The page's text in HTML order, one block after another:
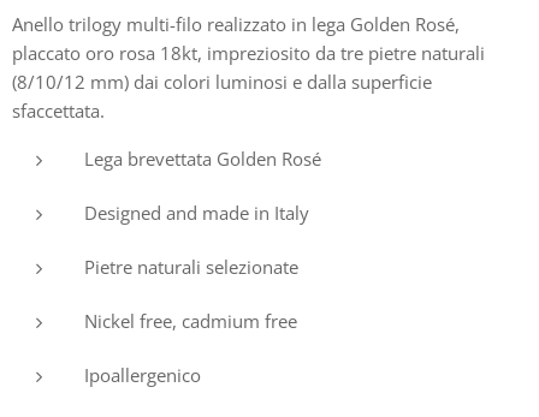
Anello trilogy multi-filo realizzato in lega Golden Rosé,
placcato oro rosa 18kt, impreziosito da tre pietre naturali
(8/10/12 mm) dai colori luminosi e dalla superficie
sfaccettata.
Lega brevettata Golden Rosé
Designed and made in Italy
Pietre naturali selezionate
Nickel free, cadmium free
Ipoallergenico